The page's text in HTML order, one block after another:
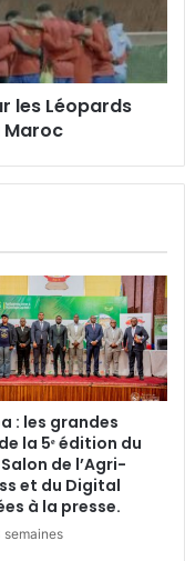
les Léopards
Maroc
: les grandes
la 5ᵉ édition du
de l’Agri-
et du Digital
à la presse.
semaines